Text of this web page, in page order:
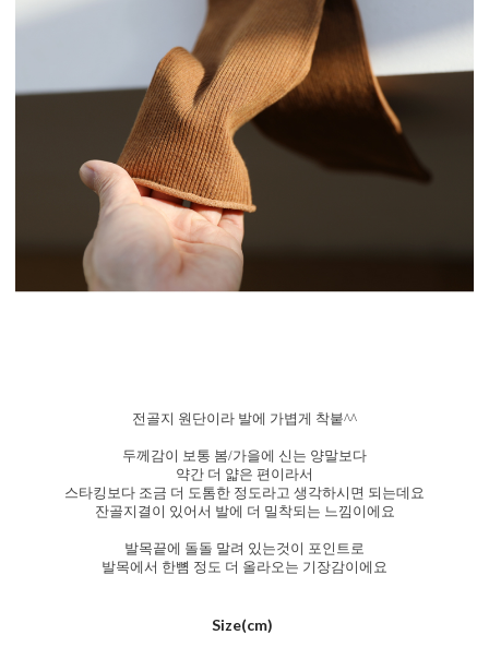
전골지 원단이라 발에 가볍게 착붙^^
두께감이 보통 봄/가을에 신는 양말보다
약간 더 얇은 편이라서
스타킹보다 조금 더 도톰한 정도라고 생각하시면 되는데요
잔골지결이 있어서 발에 더 밀착되는 느낌이에요
발목끝에 돌돌 말려 있는것이 포인트로
발목에서 한뼘 정도 더 올라오는 기장감이에요
Size(cm)